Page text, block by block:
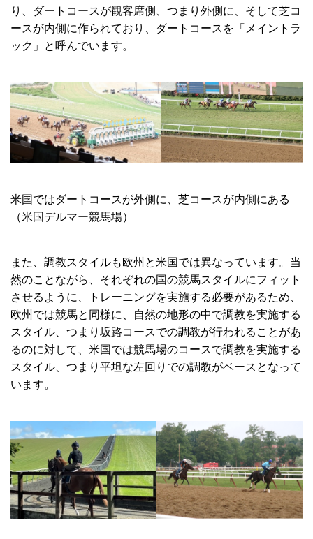
り、ダートコースが観客席側、つまり外側に、そして芝コ
ースが内側に作られており、ダートコースを「メイントラ
ック」と呼んでいます。
米国ではダートコースが外側に、芝コースが内側にある
（米国デルマー競馬場）
また、調教スタイルも欧州と米国では異なっています。当
然のことながら、それぞれの国の競馬スタイルにフィット
させるように、トレーニングを実施する必要があるため、
欧州では競馬と同様に、自然の地形の中で調教を実施する
スタイル、つまり坂路コースでの調教が行われることがあ
るのに対して、米国では競馬場のコースで調教を実施する
スタイル、つまり平坦な左回りでの調教がベースとなって
います。